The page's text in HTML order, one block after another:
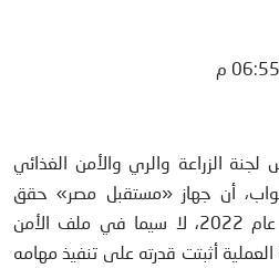
لجنة الزراعة والري والأمن الغذائي
أن جهاز «مستقبل مصر» حقق
نجاحات ملموسة منذ إنشائه عام 2022، لا سيما في ملف الأمن
العملية أثبتت قدرته على تنفيذ مهامه